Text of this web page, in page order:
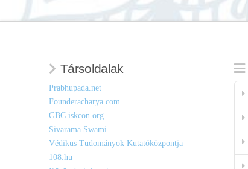
Társoldalak
Prabhupada.net
Founderacharya.com
GBC.iskcon.org
Sivarama Swami
Védikus Tudományok Kutatóközpontja
108.hu